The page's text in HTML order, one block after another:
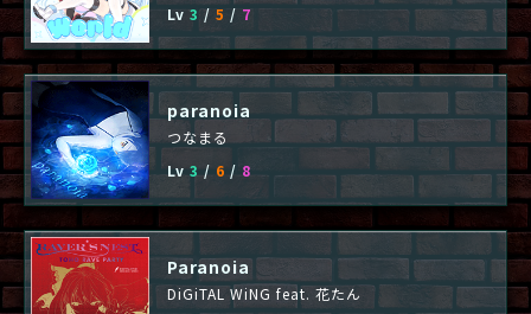
Lv3/ 5 / 7
paranoia
つなまる
Lv3/ 6 / 8
Paranoia
DiGiTAL WiNG feat. 花たん